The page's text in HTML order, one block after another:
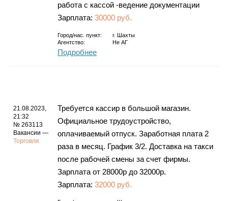
работа с кассой -ведение документации
Зарплата: 30000 руб.
Город/нас. пункт: г.
Шахты
Агентство:
Не АГ
Подробнее
21.08.2023,
21:32
№ 263113
Вакансии —
Торговля
Требуется кассир в большой магазин.
Официальное трудоустройство,
оплачиваемый отпуск. Заработная плата 2
раза в месяц. График 3/2. Доставка на такси
после рабочей смены за счет фирмы.
Зарплата от 28000р до 32000р.
Зарплата: 32000 руб.